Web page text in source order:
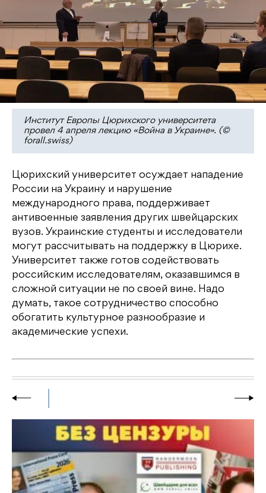
Институт Европы Цюрихского университета
провел 4 апреля лекцию «Война в Украине». (©
forall.swiss)
Цюрихский университет осуждает нападение
России на Украину и нарушение
международного права, поддерживает
антивоенные заявления других швейцарских
вузов. Украинские студенты и исследователи
могут рассчитывать на поддержку в Цюрихе.
Университет также готов содействовать
российским исследователям, оказавшимся в
сложной ситуации не по своей вине. Надо
думать, такое сотрудничество способно
обогатить культурное разнообразие и
академические успехи.